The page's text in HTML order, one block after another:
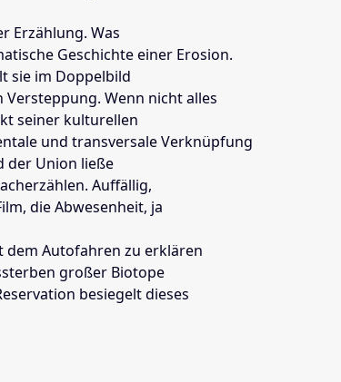
Erzählung. Was
Geschichte einer Erosion.
sie im Doppelbild
Wenn nicht alles
seiner kulturellen
und transversale Verknüpfung
der Union ließe
Auffällig,
die Abwesenheit, ja
dem Autofahren zu erklären
großer Biotope
besiegelt dieses